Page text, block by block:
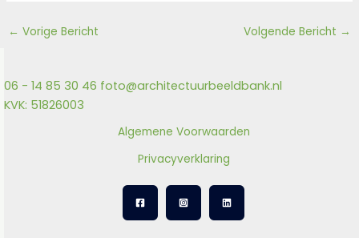
← Vorige Bericht Volgende Bericht →
06 - 14 85 30 46 foto@architectuurbeeldbank.nl
KVK: 51826003
Algemene Voorwaarden
Privacyverklaring